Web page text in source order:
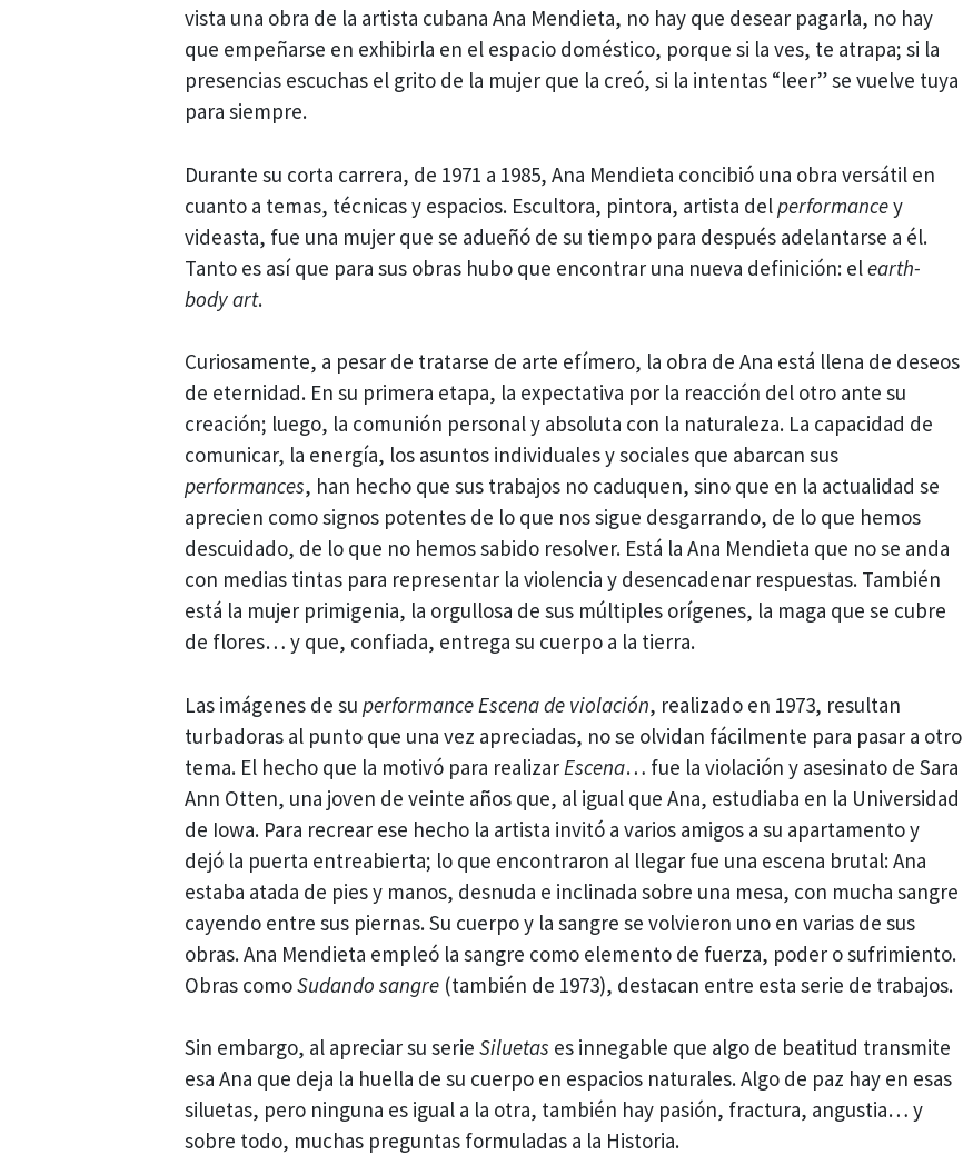
vista una obra de la artista cubana Ana Mendieta, no hay que desear pagarla, no hay
que empeñarse en exhibirla en el espacio doméstico, porque si la ves, te atrapa; si la
presencias escuchas el grito de la mujer que la creó, si la intentas “leer” se vuelve tuya
para siempre.
Durante su corta carrera, de 1971 a 1985, Ana Mendieta concibió una obra versátil en
cuanto a temas, técnicas y espacios. Escultora, pintora, artista delperformancey
videasta, fue una mujer que se adueñó de su tiempo para después adelantarse a él.
Tanto es así que para sus obras hubo que encontrar una nueva definición: elearth-
body art.
Curiosamente, a pesar de tratarse de arte efímero, la obra de Ana está llena de deseos
de eternidad. En su primera etapa, la expectativa por la reacción del otro ante su
creación; luego, la comunión personal y absoluta con la naturaleza. La capacidad de
comunicar, la energía, los asuntos individuales y sociales que abarcan sus
performances, han hecho que sus trabajos no caduquen, sino que en la actualidad se
aprecien como signos potentes de lo que nos sigue desgarrando, de lo que hemos
descuidado, de lo que no hemos sabido resolver. Está la Ana Mendieta que no se anda
con medias tintas para representar la violencia y desencadenar respuestas. También
está la mujer primigenia, la orgullosa de sus múltiples orígenes, la maga que se cubre
de flores… y que, confiada, entrega su cuerpo a la tierra.
Las imágenes de superformanceEscena de violación, realizado en 1973, resultan
turbadoras al punto que una vez apreciadas, no se olvidan fácilmente para pasar a otro
tema. El hecho que la motivó para realizarEscena… fue la violación y asesinato de Sara
Ann Otten, una joven de veinte años que, al igual que Ana, estudiaba en la Universidad
de Iowa. Para recrear ese hecho la artista invitó a varios amigos a su apartamento y
dejó la puerta entreabierta; lo que encontraron al llegar fue una escena brutal: Ana
estaba atada de pies y manos, desnuda e inclinada sobre una mesa, con mucha sangre
cayendo entre sus piernas. Su cuerpo y la sangre se volvieron uno en varias de sus
obras. Ana Mendieta empleó la sangre como elemento de fuerza, poder o sufrimiento.
Obras comoSudando sangre (también de 1973), destacan entre esta serie de trabajos.
Sin embargo, al apreciar su serieSiluetas es innegable que algo de beatitud transmite
esa Ana que deja la huella de su cuerpo en espacios naturales. Algo de paz hay en esas
siluetas, pero ninguna es igual a la otra, también hay pasión, fractura, angustia… y
sobre todo, muchas preguntas formuladas a la Historia.